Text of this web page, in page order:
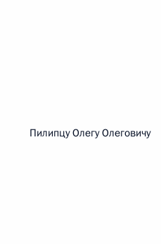
Пилипцу Олегу Олеговичу